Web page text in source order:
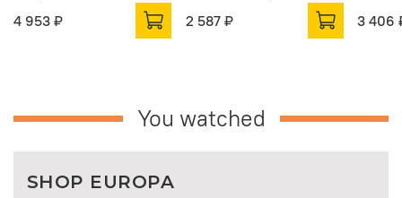
4 953 ₽
2 587 ₽
3 406
You watched
SHOP EUROPA